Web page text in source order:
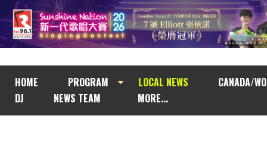
HOME PROGRAM LOCAL NEWS
CANADA/
DJ
NEWS TEAM MORE...